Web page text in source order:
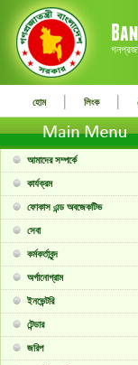
হোম | লিংক |
আমাদের সম্পর্কে
কার্যক্রম
ফোকাস এন্ড অবজেকটিভ
সেবা
কর্মকর্তাবৃন্দ
অর্গানোগ্রাম
ইনভেন্টরি
টেন্ডার
জরিপ